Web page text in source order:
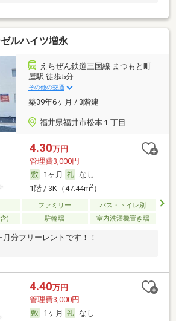
ルハイツ増永
えちぜん鉄道三国線 まつもと町
屋駅 徒歩5分
その他の交通
築39年6ヶ月 / 3階建
福井県福井市松本１丁目
4.30万円
管理費3,000円
1ヶ月
なし
1階 / 3K（47.44m2）
ファミリー
バス・トイレ別
)
駐輪場 室内洗濯機置き場
分フリーレントです！！
4.40万円
管理費3,000円
1ヶ月
なし